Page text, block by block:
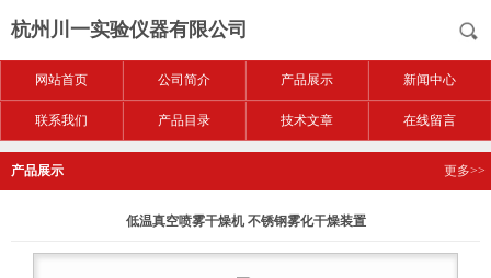
杭州川一实验仪器有限公司
网站首页 公司简介 产品展示 新闻中心
联系我们 产品目录 技术文章 在线留言
产品展示 更多>>
低温真空喷雾干燥机 不锈钢雾化干燥装置